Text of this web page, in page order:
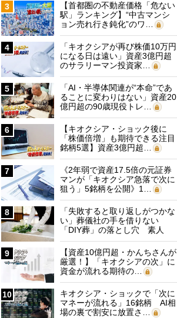
3
【首都圏の不動産価格「危ない
駅」ランキング】“中古マンシ
ョン売れ行き鈍化”のワ…
4
「キオクシアが再び株価10万円
になる日は遠い」資産3億円超
のサラリーマン投資家…
5
「AI・半導体関連が“本命”であ
ることに変わりはない」資産20
億円超の90歳現役トレ…
6
【キオクシア・ショック後に
「株価倍増」も期待できる注目
銘柄5選】資産3億円超…
7
《2年弱で資産17.5倍の元証券
マンが「キオクシア急落で次に
狙う」5銘柄を公開》1…
8
「失敗すると取り返しがつかな
い」葬儀社の手を借りない
「DIY葬」の落とし穴 素人
に…
9
【資産10億円超・かんちさんが
厳選！】「キオクシアの次」に
資金が流れる期待の…
10
キオクシア・ショックで「次に
マネーが流れる」16銘柄 AI相
場の裏で割安に放置さ…